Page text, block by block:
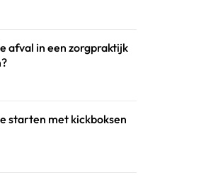
afval in een zorgpraktijk
starten met kickboksen